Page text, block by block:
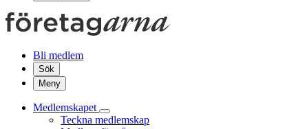
Bli medlem
Sök
Meny
Medlemskapet
Teckna medlemskap